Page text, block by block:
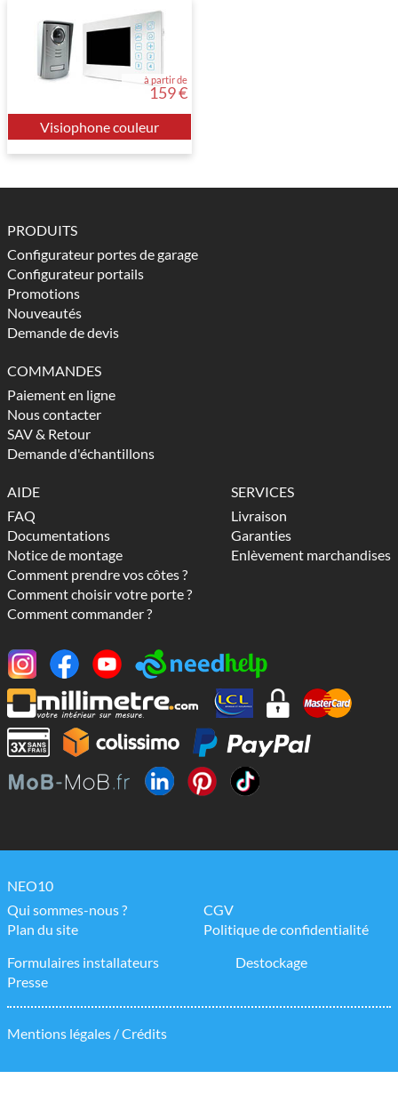
à partir de
159 €
Visiophone couleur
PRODUITS
Configurateur portes de garage
Configurateur portails
Promotions
Nouveautés
Demande de devis
COMMANDES
Paiement en ligne
Nous contacter
SAV & Retour
Demande d'échantillons
AIDE
FAQ
Documentations
Notice de montage
Comment prendre vos côtes ?
Comment choisir votre porte ?
Comment commander ?
SERVICES
Livraison
Garanties
Enlèvement marchandises
NEO10
Qui sommes-nous ?
Plan du site
CGV
Politique de confidentialité
Formulaires installateurs
Presse
Destockage
Mentions légales / Crédits